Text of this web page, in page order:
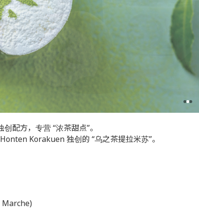
配方，专营 “浓茶甜点”。
Korakuen 独创的 “乌之茶提拉米苏”。